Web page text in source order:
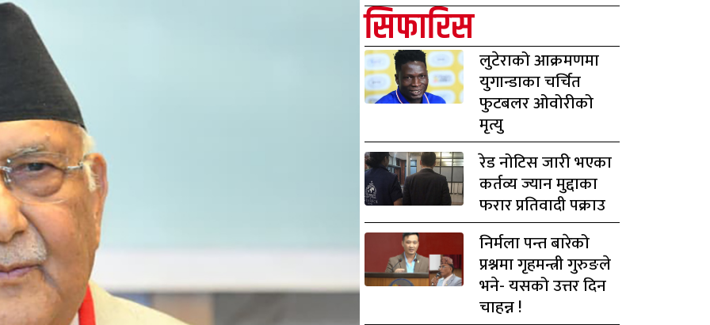
सिफारिस
लुटेराको आक्रमणमा
युगान्डाका चर्चित
फुटबलर ओवोरीको
मृत्यु
रेड नोटिस जारी भएका
कर्तव्य ज्यान मुद्दाका
फरार प्रतिवादी पक्राउ
निर्मला पन्त बारेको
प्रश्नमा गृहमन्त्री गुरुङले
भने- यसको उत्तर दिन
चाहन्न !